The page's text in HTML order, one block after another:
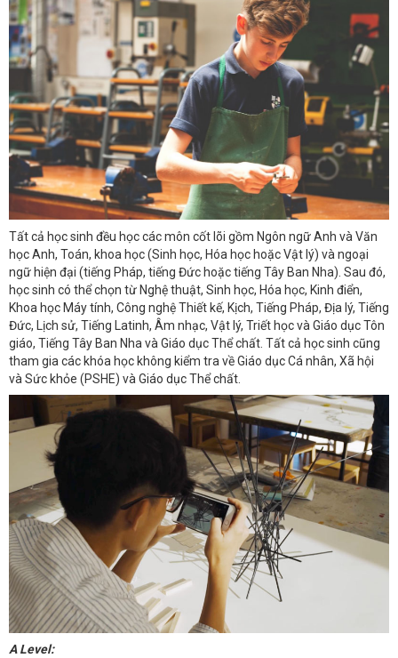
Tất cả học sinh đều học các môn cốt lõi gồm Ngôn ngữ Anh và Văn
học Anh, Toán, khoa học (Sinh học, Hóa học hoặc Vật lý) và ngoại
ngữ hiện đại (tiếng Pháp, tiếng Đức hoặc tiếng Tây Ban Nha). Sau đó,
học sinh có thể chọn từ Nghệ thuật, Sinh học, Hóa học, Kinh điển,
Khoa học Máy tính, Công nghệ Thiết kế, Kịch, Tiếng Pháp, Địa lý, Tiếng
Đức, Lịch sử, Tiếng Latinh, Âm nhạc, Vật lý, Triết học và Giáo dục Tôn
giáo, Tiếng Tây Ban Nha và Giáo dục Thể chất. Tất cả học sinh cũng
tham gia các khóa học không kiểm tra về Giáo dục Cá nhân, Xã hội
và Sức khỏe (PSHE) và Giáo dục Thể chất.
A Level: